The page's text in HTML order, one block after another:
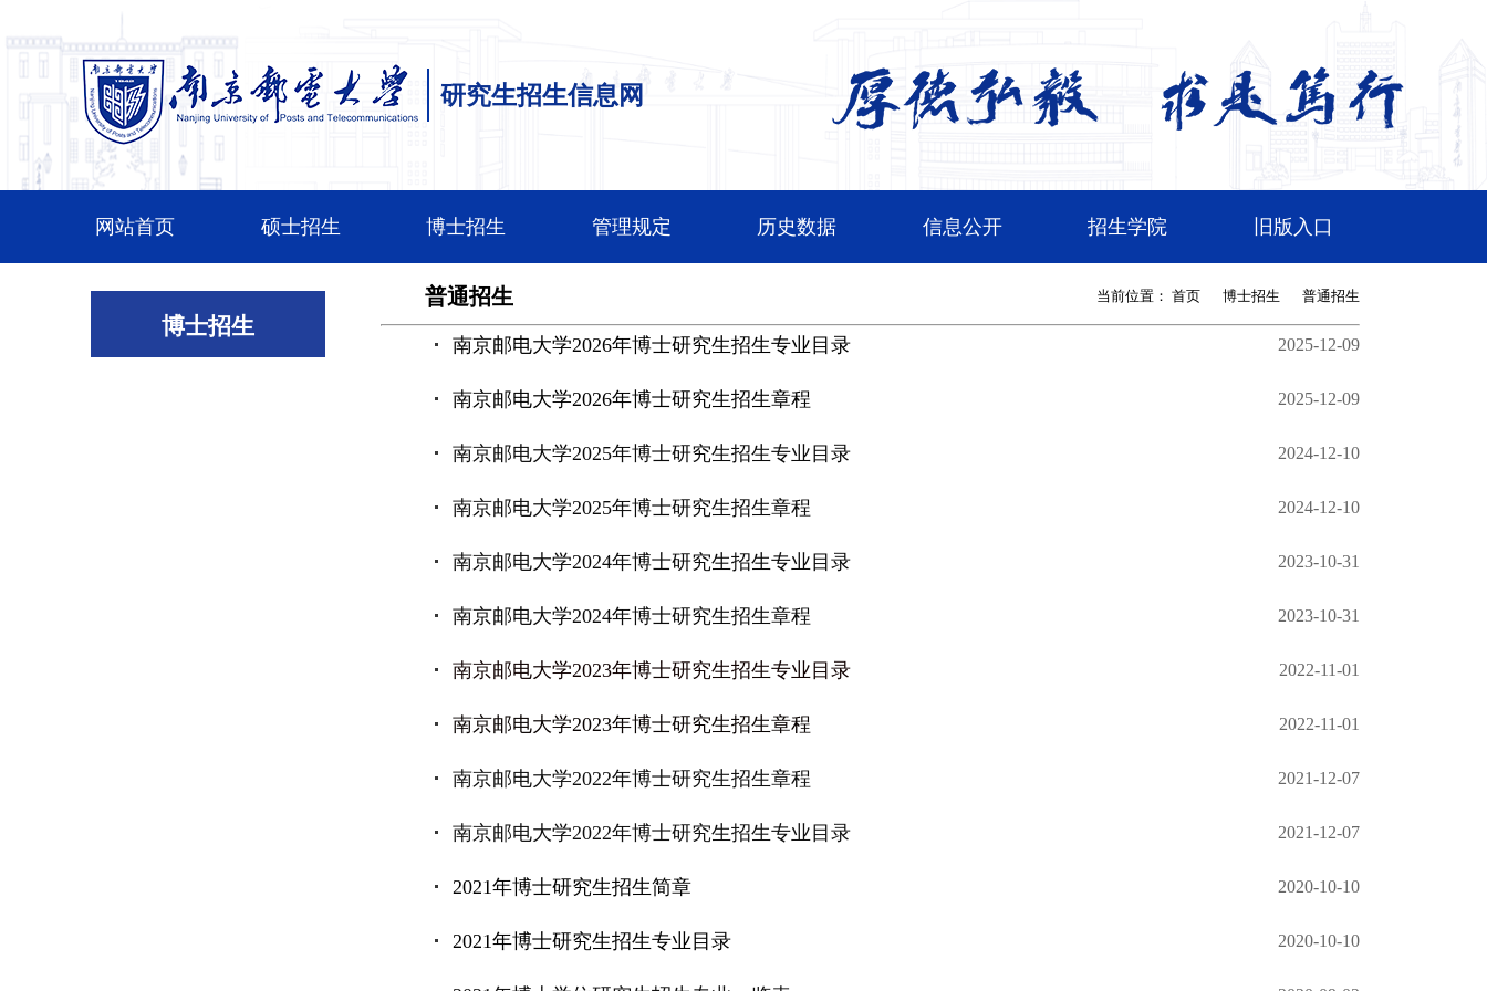
研究生招生信息网
网站首页 硕士招生 博士招生 管理规定 历史数据 信息公开 招生学院 旧版入口
博士招生
普通招生 当前位置： 首页 博士招生 普通招生
南京邮电大学2026年博士研究生招生专业目录 2025-12-09
南京邮电大学2026年博士研究生招生章程 2025-12-09
南京邮电大学2025年博士研究生招生专业目录 2024-12-10
南京邮电大学2025年博士研究生招生章程 2024-12-10
南京邮电大学2024年博士研究生招生专业目录 2023-10-31
南京邮电大学2024年博士研究生招生章程 2023-10-31
南京邮电大学2023年博士研究生招生专业目录 2022-11-01
南京邮电大学2023年博士研究生招生章程 2022-11-01
南京邮电大学2022年博士研究生招生章程 2021-12-07
南京邮电大学2022年博士研究生招生专业目录 2021-12-07
2021年博士研究生招生简章 2020-10-10
2021年博士研究生招生专业目录 2020-10-10